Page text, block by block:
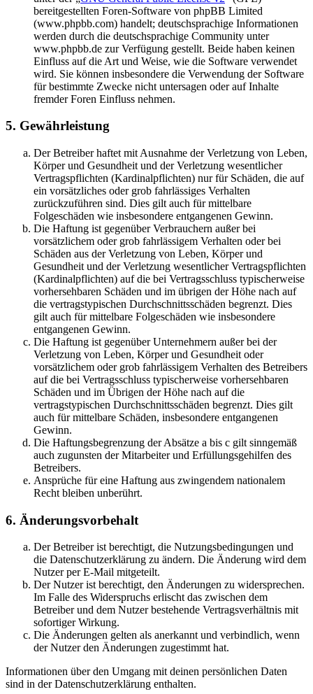
bereitgestellten Foren-Software von phpBB Limited
(www.phpbb.com) handelt; deutschsprachige Informationen
werden durch die deutschsprachige Community unter
www.phpbb.de zur Verfügung gestellt. Beide haben keinen
Einfluss auf die Art und Weise, wie die Software verwendet
wird. Sie können insbesondere die Verwendung der Software
für bestimmte Zwecke nicht untersagen oder auf Inhalte
fremder Foren Einfluss nehmen.
5. Gewährleistung
Der Betreiber haftet mit Ausnahme der Verletzung von Leben,
Körper und Gesundheit und der Verletzung wesentlicher
Vertragspflichten (Kardinalpflichten) nur für Schäden, die auf
ein vorsätzliches oder grob fahrlässiges Verhalten
zurückzuführen sind. Dies gilt auch für mittelbare
Folgeschäden wie insbesondere entgangenen Gewinn.
Die Haftung ist gegenüber Verbrauchern außer bei
vorsätzlichem oder grob fahrlässigem Verhalten oder bei
Schäden aus der Verletzung von Leben, Körper und
Gesundheit und der Verletzung wesentlicher Vertragspflichten
(Kardinalpflichten) auf die bei Vertragsschluss typischerweise
vorhersehbaren Schäden und im übrigen der Höhe nach auf
die vertragstypischen Durchschnittsschäden begrenzt. Dies
gilt auch für mittelbare Folgeschäden wie insbesondere
entgangenen Gewinn.
Die Haftung ist gegenüber Unternehmern außer bei der
Verletzung von Leben, Körper und Gesundheit oder
vorsätzlichem oder grob fahrlässigem Verhalten des Betreibers
auf die bei Vertragsschluss typischerweise vorhersehbaren
Schäden und im Übrigen der Höhe nach auf die
vertragstypischen Durchschnittsschäden begrenzt. Dies gilt
auch für mittelbare Schäden, insbesondere entgangenen
Gewinn.
Die Haftungsbegrenzung der Absätze a bis c gilt sinngemäß
auch zugunsten der Mitarbeiter und Erfüllungsgehilfen des
Betreibers.
Ansprüche für eine Haftung aus zwingendem nationalem
Recht bleiben unberührt.
6. Änderungsvorbehalt
Der Betreiber ist berechtigt, die Nutzungsbedingungen und
die Datenschutzerklärung zu ändern. Die Änderung wird dem
Nutzer per E-Mail mitgeteilt.
Der Nutzer ist berechtigt, den Änderungen zu widersprechen.
Im Falle des Widerspruchs erlischt das zwischen dem
Betreiber und dem Nutzer bestehende Vertragsverhältnis mit
sofortiger Wirkung.
Die Änderungen gelten als anerkannt und verbindlich, wenn
der Nutzer den Änderungen zugestimmt hat.
Informationen über den Umgang mit deinen persönlichen Daten
sind in der Datenschutzerklärung enthalten.